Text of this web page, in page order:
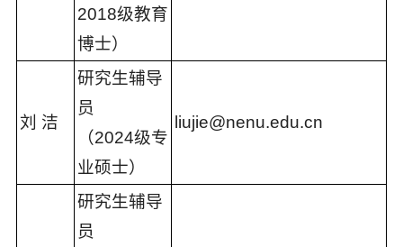
2018级教育
博士）
刘 洁
研究生辅导
员
（2024级专
业硕士）
liujie@nenu.edu.cn
研究生辅导
员